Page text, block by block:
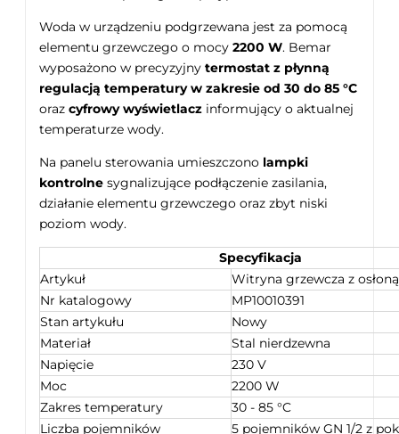
Woda w urządzeniu podgrzewana jest za pomocą
elementu grzewczego o mocy 2200 W. Bemar
wyposażono w precyzyjny termostat z płynną
regulacją temperatury w zakresie od 30 do 85 °C
oraz cyfrowy wyświetlacz informujący o aktualnej
temperaturze wody.
Na panelu sterowania umieszczono lampki
kontrolne sygnalizujące podłączenie zasilania,
działanie elementu grzewczego oraz zbyt niski
poziom wody.
Specyfikacja
Artykuł
Witryna grzewcza z
Nr katalogowy
MP10010391
Stan artykułu
Nowy
Materiał
Stal nierdzewna
Napięcie
230 V
Moc
2200 W
Zakres temperatury
30 - 85 °C
Liczba pojemników
5 pojemników GN 1/2 z